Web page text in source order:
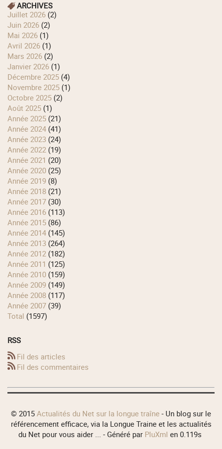
ARCHIVES
juillet 2026 (2)
juin 2026 (2)
mai 2026 (1)
avril 2026 (1)
mars 2026 (2)
janvier 2026 (1)
décembre 2025 (4)
novembre 2025 (1)
octobre 2025 (2)
août 2025 (1)
année 2025 (21)
année 2024 (41)
année 2023 (24)
année 2022 (19)
année 2021 (20)
année 2020 (25)
année 2019 (8)
année 2018 (21)
année 2017 (30)
année 2016 (113)
année 2015 (86)
année 2014 (145)
année 2013 (264)
année 2012 (182)
année 2011 (125)
année 2010 (159)
année 2009 (149)
année 2008 (117)
année 2007 (39)
total (1597)
RSS
Fil des articles
Fil des commentaires
© 2015 Actualités du Net sur la longue traîne - Un blog sur le
référencement efficace, via la Longue Traine et les actualités
du Net pour vous aider ... - Généré par PluXml en 0.119s